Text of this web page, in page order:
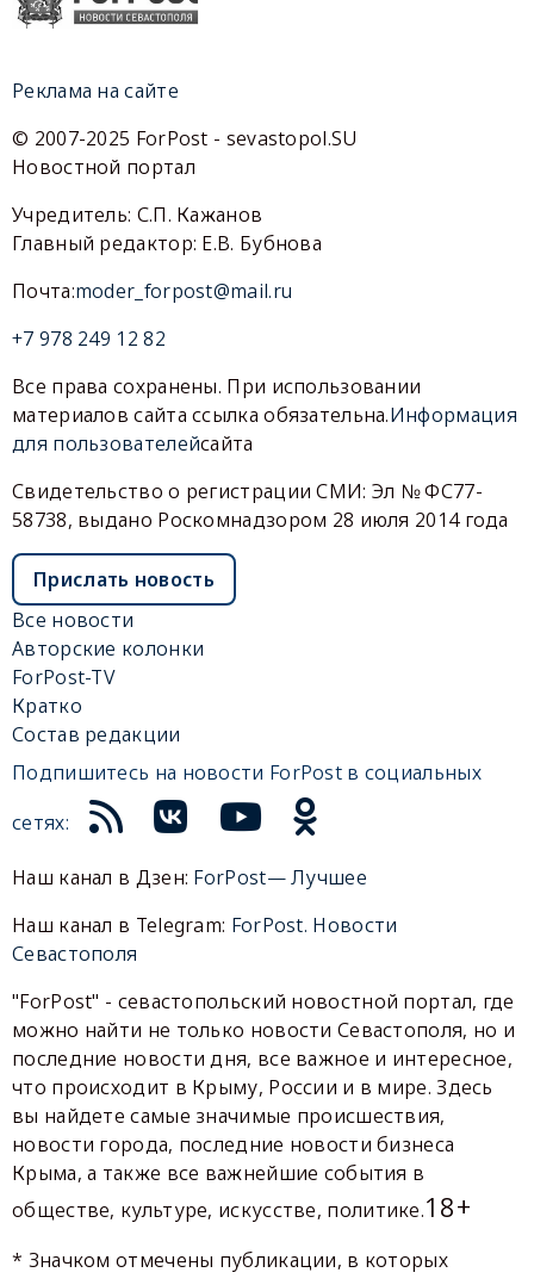
Реклама на сайте
© 2007-2025 ForPost - sevastopol.SU
Новостной портал
Учредитель: С.П. Кажанов
Главный редактор: Е.В. Бубнова
Почта:moder_forpost@mail.ru
+7 978 249 12 82
Все права сохранены. При использовании
материалов сайта ссылка обязательна.Информация
для пользователейсайта
Свидетельство о регистрации СМИ: Эл № ФС77-
58738, выдано Роскомнадзором 28 июля 2014 года
Прислать новость
Все новости
Авторские колонки
ForPost-TV
Кратко
Состав редакции
Подпишитесь на новости ForPost в социальных
сетях:
Наш канал в Дзен: ForPost— Лучшее
Наш канал в Telegram: ForPost. Новости
Севастополя
"ForPost" - севастопольский новостной портал, где
можно найти не только новости Севастополя, но и
последние новости дня, все важное и интересное,
что происходит в Крыму, России и в мире. Здесь
вы найдете самые значимые происшествия,
новости города, последние новости бизнеса
Крыма, а также все важнейшие события в
обществе, культуре, искусстве, политике.18+
* Значком отмечены публикации, в которых